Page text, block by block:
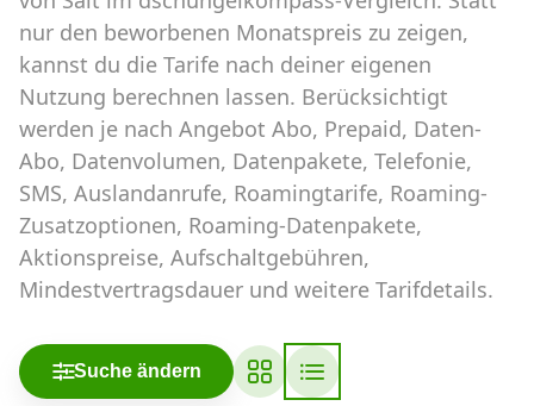
Abos für Tablets, Hotspots und Smart
Watches
Tarifrechner Handy-Abo
Der gute alte Tarifrechner im neuen Design
Infos
Alle Anbieter
Mobilfunknetz Schweiz
Roaming-Tarife abfragen
nur den beworbenen Monatspreis zu zeigen,
kannst du die Tarife nach deiner eigenen
Nutzung berechnen lassen. Berücksichtigt
werden je nach Angebot Abo, Prepaid, Daten-
Abo, Datenvolumen, Datenpakete, Telefonie,
SMS, Auslandanrufe, Roamingtarife, Roaming-
Zusatzoptionen, Roaming-Datenpakete,
Aktionspreise, Aufschaltgebühren,
Mindestvertragsdauer und weitere Tarifdetails.
Suche ändern